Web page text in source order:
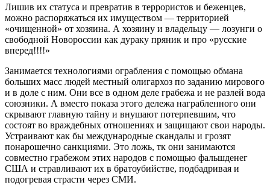
Лишив их статуса и превратив в террористов и беженцев,
можно распоряжаться их имуществом — территорией
«очищенной» от хозяина. А хозяину и владельцу — лозунги о
свободной Новороссии как дураку пряник и про «русские
вперед!!!!»
Занимается технологиями ограбления с помощью обмана
больших масс людей местный олигархоз по заданию мирового
и в доле с ним. Они все в одном деле грабежа и не разлей вода
союзники. А вместо показа этого дележа награбленного они
скрывают главную тайну и внушают потерпевшим, что
состоят во враждебных отношениях и защищают свои народы.
Устраивают как бы международные скандалы и грозят
понарошечно санкциями. Это ложь, тк они занимаются
совместно грабежом этих народов с помощью фальшденег
США и стравливают их в братоубийстве, подбадривая и
подогревая страсти через СМИ.